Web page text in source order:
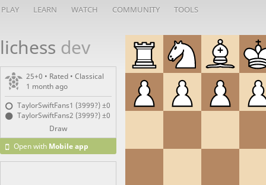
PLAY LEARN WATCH COMMUNITY TOOLS
lichess dev
25+0 • Rated • Classical
1 month ago
TaylorSwiftFans1 (3999?)±0
TaylorSwiftFans2 (3999?)±0
Draw
Open with Mobile app